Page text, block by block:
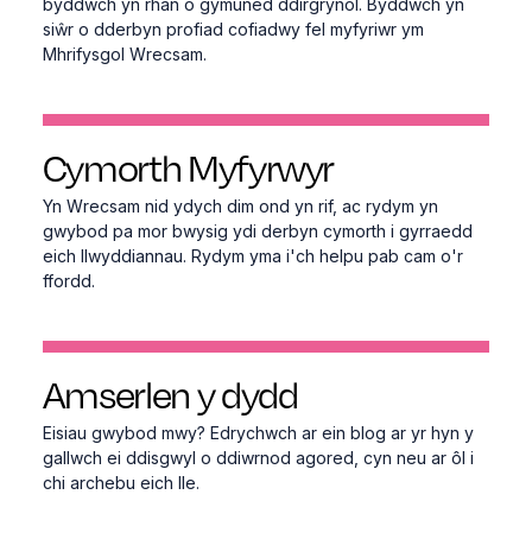
byddwch yn rhan o gymuned ddirgrynol. Byddwch yn
siŵr o dderbyn profiad cofiadwy fel myfyriwr ym
Mhrifysgol Wrecsam.
Cymorth Myfyrwyr
Yn Wrecsam nid ydych dim ond yn rif, ac rydym yn
gwybod pa mor bwysig ydi derbyn cymorth i gyrraedd
eich llwyddiannau. Rydym yma i'ch helpu pab cam o'r
ffordd.
Amserlen y dydd
Eisiau gwybod mwy? Edrychwch ar ein blog ar yr hyn y
gallwch ei ddisgwyl o ddiwrnod agored, cyn neu ar ôl i
chi archebu eich lle.